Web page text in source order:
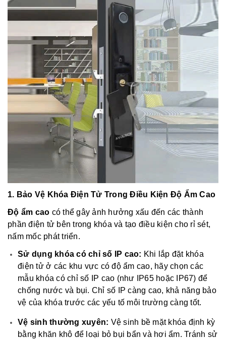
1. Bảo Vệ Khóa Điện Tử Trong Điều Kiện Độ Ẩm Cao
Độ ẩm cao có thể gây ảnh hưởng xấu đến các thành
phần điện tử bên trong khóa và tạo điều kiện cho rỉ sét,
nấm mốc phát triển.
Sử dụng khóa có chỉ số IP cao: Khi lắp đặt khóa
điện tử ở các khu vực có độ ẩm cao, hãy chọn các
mẫu khóa có chỉ số IP cao (như IP65 hoặc IP67) để
chống nước và bụi. Chỉ số IP càng cao, khả năng bảo
vệ của khóa trước các yếu tố môi trường càng tốt.
Vệ sinh thường xuyên: Vệ sinh bề mặt khóa định kỳ
bằng khăn khô để loại bỏ bụi bẩn và hơi ẩm. Tránh sử